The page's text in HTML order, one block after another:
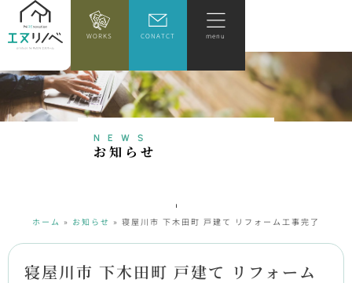
WORKS CONATCT menu
NEWS
お知 ら せ
ホーム » お知らせ » 寝屋川市 下木田町 戸建て リフォーム工事完了
寝屋川市 下木田町 戸建て リフォーム